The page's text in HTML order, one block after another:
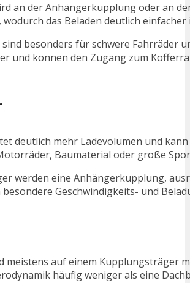
an der Anhängerkupplung oder an
wodurch das Beladen deutlich
besonders für schwere Fahrräder
und können den Zugang zum
deutlich mehr Ladevolumen und
Baumaterial oder große
werden eine Anhängerkupplung,
Geschwindigkeits- und
meistens auf einem Kupplungsträger
häufig weniger als eine